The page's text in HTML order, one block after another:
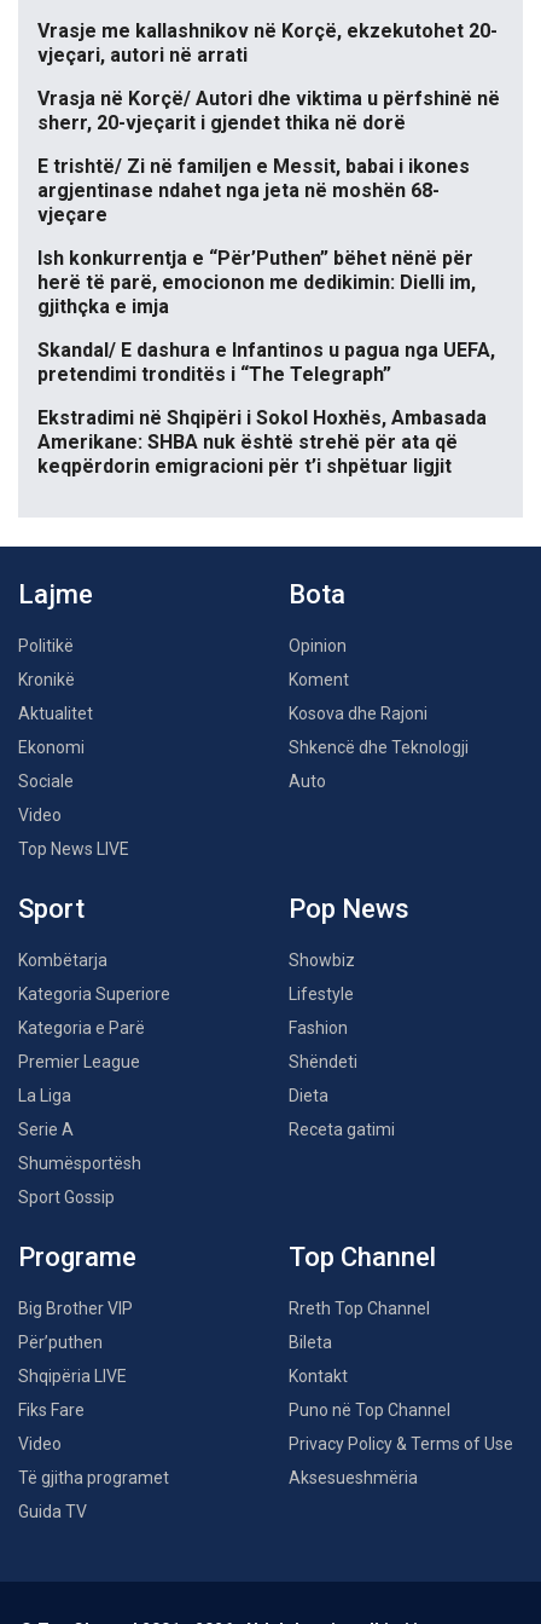
Vrasje me kallashnikov në Korçë, ekzekutohet 20-
vjeçari, autori në arrati
Vrasja në Korçë/ Autori dhe viktima u përfshinë në
sherr, 20-vjeçarit i gjendet thika në dorë
E trishtë/ Zi në familjen e Messit, babai i ikones
argjentinase ndahet nga jeta në moshën 68-
vjeçare
Ish konkurrentja e “Për’Puthen” bëhet nënë për
herë të parë, emocionon me dedikimin: Dielli im,
gjithçka e imja
Skandal/ E dashura e Infantinos u pagua nga UEFA,
pretendimi tronditës i “The Telegraph”
Ekstradimi në Shqipëri i Sokol Hoxhës, Ambasada
Amerikane: SHBA nuk është strehë për ata që
keqpërdorin emigracioni për t’i shpëtuar ligjit
Lajme
Politikë
Kronikë
Aktualitet
Ekonomi
Sociale
Video
Top News LIVE
Bota
Opinion
Koment
Kosova dhe Rajoni
Shkencë dhe Teknologji
Auto
Sport
Kombëtarja
Kategoria Superiore
Kategoria e Parë
Premier League
La Liga
Serie A
Shumësportësh
Sport Gossip
Pop News
Showbiz
Lifestyle
Fashion
Shëndeti
Dieta
Receta gatimi
Programe
Big Brother VIP
Për’puthen
Shqipëria LIVE
Fiks Fare
Video
Të gjitha programet
Guida TV
Top Channel
Rreth Top Channel
Bileta
Kontakt
Puno në Top Channel
Privacy Policy & Terms of Use
Aksesueshmëria